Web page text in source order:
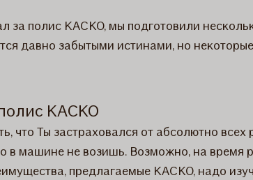
за полис КАСКО, мы подготовили
давно забытыми истинами, но
КАСКО
что Ты застраховался от абсолютно
в машине не возишь. Возможно, на время
предлагаемые КАСКО, надо